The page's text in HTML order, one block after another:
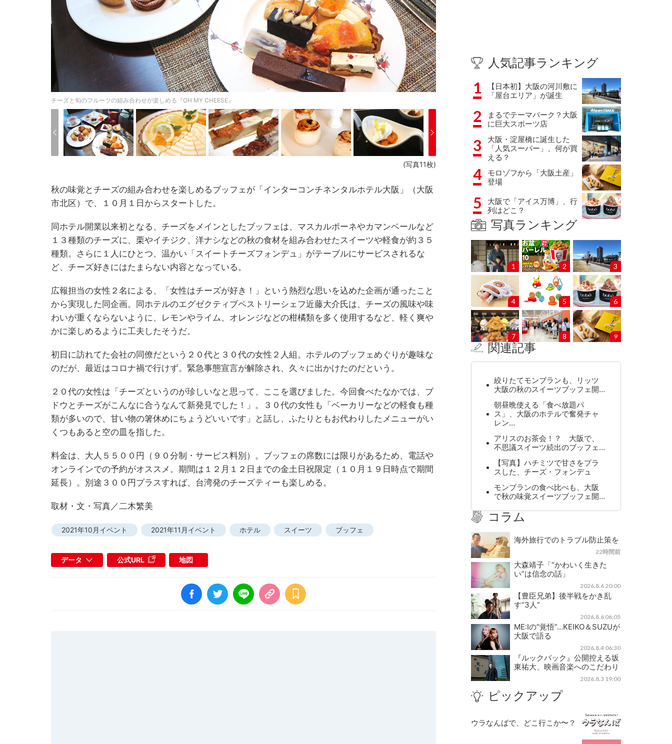
チーズと旬のフルーツの組み合わせが楽しめる『OH MY CHEESE』
(写真11枚)
秋の味覚とチーズの組み合わせを楽しめるブッフェが「インターコンチネンタルホテル大阪」（大阪
市北区）で、１０月１日からスタートした。
同ホテル開業以来初となる、チーズをメインとしたブッフェは、マスカルポーネやカマンベールなど
１３種類のチーズに、栗やイチジク、洋ナシなどの秋の食材を組み合わせたスイーツや軽食が約３５
種類。さらに１人にひとつ、温かい「スイートチーズフォンデュ」がテーブルにサービスされるな
ど、チーズ好きにはたまらない内容となっている。
広報担当の女性２名による、「女性はチーズが好き！」という熱烈な思いを込めた企画が通ったこと
から実現した同企画。同ホテルのエグゼクティブペストリーシェフ近藤大介氏は、チーズの風味や味
わいが重くならないように、レモンやライム、オレンジなどの柑橘類を多く使用するなど、軽く爽や
かに楽しめるように工夫したそうだ。
初日に訪れてた会社の同僚だという２０代と３０代の女性２人組。ホテルのブッフェめぐりが趣味な
のだが、最近はコロナ禍で行けず。緊急事態宣言が解除され、久々に出かけたのだという。
２０代の女性は「チーズというのが珍しいなと思って、ここを選びました。今回食べたなかでは、ブ
ドウとチーズがこんなに合うなんて新発見でした！」。３０代の女性も「ベーカリーなどの軽食も種
類が多いので、甘い物の箸休めにちょうどいいです」と話し、ふたりともお代わりしたメニューがい
くつもあると空の皿を指した。
料金は、大人５５００円（９０分制・サービス料別）。ブッフェの席数には限りがあるため、電話や
オンラインでの予約がオススメ。期間は１２月１２日までの金土日祝限定（１０月１９日時点で期間
延長）。別途３００円プラスすれば、台湾発のチーズティーも楽しめる。
取材・文・写真／二木繁美
2021年10月イベント 2021年11月イベント ホテル スイーツ ブッフェ
データ 公式URL 地図
人気記事ランキング
1
【日本初】大阪の河川敷に
「屋台エリア」が誕生
2
まるでテーマパーク？大阪
に巨大スポーツ店
3
大阪・淀屋橋に誕生した
「人気スーパー」、何が買
える？
4
モロゾフから「大阪土産」
登場
5
大阪で「アイス万博」、行
列はどこ？
写真ランキング
1 2 3
4 5 6
7 8 9
関連記事
絞りたてモンブランも、リッツ
大阪の秋のスイーツブッフェ開…
朝昼晩使える「食べ放題パ
ス」、大阪のホテルで奮発チャ
レン…
アリスのお茶会！？ 大阪で、
不思議スイーツ続出のブッフェ…
【写真】ハチミツで甘さをプラ
スした、チーズ・フォンデュ
モンブランの食べ比べも、大阪
で秋の味覚スイーツブッフェ開…
コラム
海外旅行でのトラブル防止策を
22時間前
大森靖子「“かわいく生きた
い”は信念の話」
2026.8.6 20:00
【豊臣兄弟】後半戦をかき乱
す“3人”
2026.8.6 06:05
ME:Iの“覚悟”…KEIKO＆SUZUが
大阪で語る
2026.8.4 06:30
『ルックバック』公開控える坂
東祐大、映画音楽へのこだわり
2026.8.3 19:00
ピックアップ
ウラなんばで、どこ行こか〜？